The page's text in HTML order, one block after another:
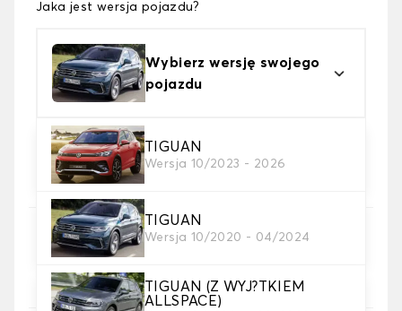
Jaka jest wersja pojazdu?
Wybierz wersję swojego
pojazdu
TIGUAN
Wersja 10/2023 - 2026
TIGUAN
Wersja 10/2020 - 04/2024
TIGUAN (Z WYJ?TKIEM
ALLSPACE)
2. Materiał
wybierz materiał dywanika do bagażnika
3. Kolory dywanów
wybierz kolor dywanika bagażnik .